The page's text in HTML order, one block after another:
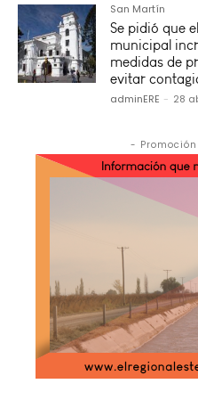
San Martín
Se pidió que
municipal
medidas de
evitar
adminERE - 28
-